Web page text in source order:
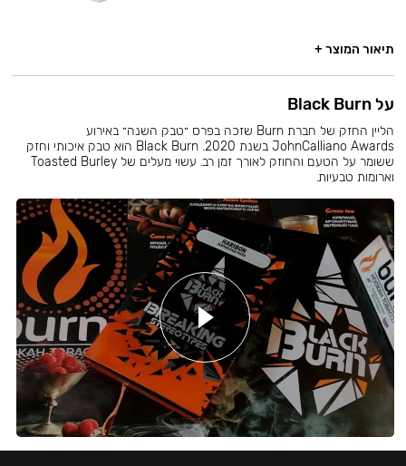
תיאור המוצר +
על Black Burn
הליין החזק של חברת Burn שזכה בפרס ״טבק השנה״ באירוע
JohnCalliano Awards בשנת 2020. Black Burn הוא טבק איכותי וחזק
ששומר על הטעם והחוזק לאורך זמן רב. עשוי מעלים של Toasted Burley
וארומות טבעיות.